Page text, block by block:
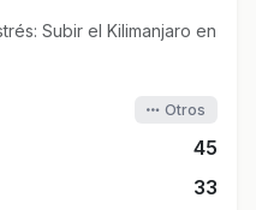
Subir el Kilimanjaro en
Otros
45
33